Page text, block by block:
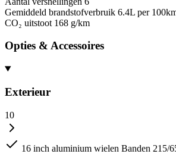
Gemiddeld brandstofverbruik 6.4L per
CO₂ uitstoot 168 g/km
Opties & Accessoires
Exterieur
10
16 inch aluminium wielen Banden 215/